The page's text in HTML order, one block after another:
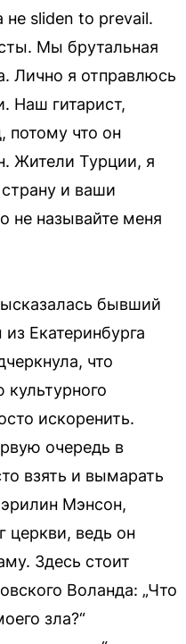
не sliden to prevail.
Мы брутальная
Лично я отправлюсь
Наш гитарист,
потому что он
Жители Турции, я
и ваши
не называйте меня
бывший
Екатеринбурга
что
культурного
искоренить.
очередь в
взять и вымарать
Мэнсон,
церкви, ведь он
Здесь стоит
Воланда: „Что
зла?“